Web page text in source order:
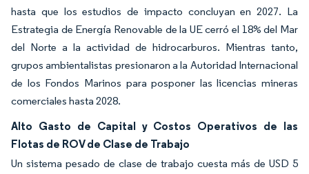
hasta que los estudios de impacto concluyan en 2027. La
Estrategia de Energía Renovable de la UE cerró el 18% del Mar
del Norte a la actividad de hidrocarburos. Mientras tanto,
grupos ambientalistas presionaron a la Autoridad Internacional
de los Fondos Marinos para posponer las licencias mineras
comerciales hasta 2028.
Alto Gasto de Capital y Costos Operativos de las
Flotas de ROV de Clase de Trabajo
Un sistema pesado de clase de trabajo cuesta más de USD 5